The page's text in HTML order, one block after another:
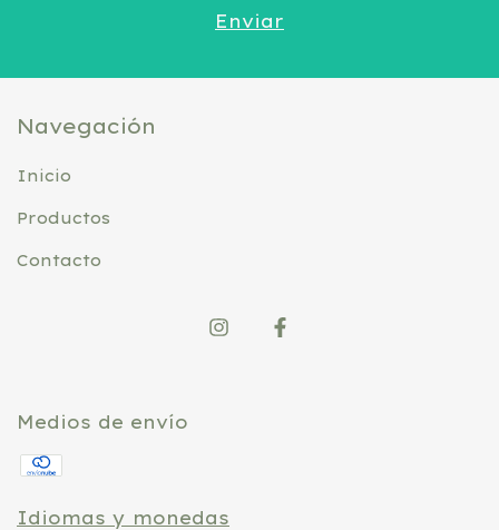
Navegación
Inicio
Productos
Contacto
Medios de envío
Idiomas y monedas